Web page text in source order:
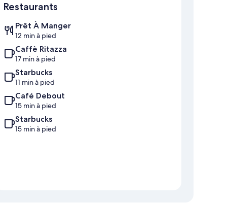
Restaurants
Prêt À Manger
12 min à pied
Caffè Ritazza
17 min à pied
Starbucks
11 min à pied
Café Debout
15 min à pied
Starbucks
15 min à pied